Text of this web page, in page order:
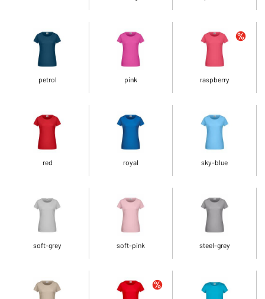
petrol pink raspberry
red royal sky-blue
soft-grey soft-pink steel-grey